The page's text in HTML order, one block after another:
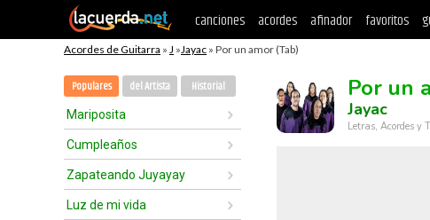
canciones acordes afinador favoritos
Acordes de Guitarra » J »Jayac » Por un amor (Tab)
Populares del Artista Historial
Mariposita
Cumpleaños
Zapateando Juyayay
Luz de mi vida
Por un
Jayac
Letras, Acordes y